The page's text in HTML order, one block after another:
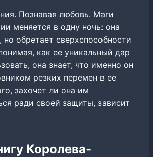
Познавая любовь. Маги
меняется в одну ночь: она
обретает сверхспособности
как ее уникальный дар
она знает, что именно он
резких перемен в ее
захочет ли она им
ради своей защиты, зависит
Королева-